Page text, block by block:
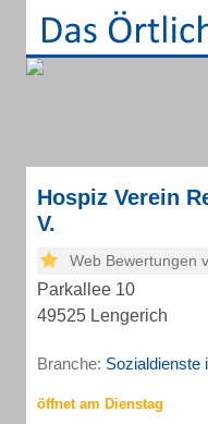
Hospiz Verein
V.
Web Bewertungen
Parkallee 10
49525 Lengerich
Branche: Sozialdienste